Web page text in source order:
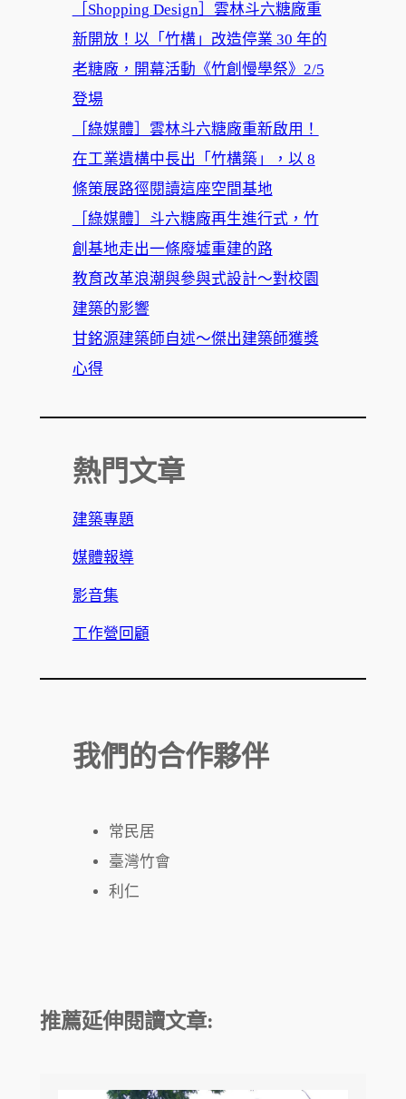
［Shopping Design］雲林斗六糖廠重
新開放！以「竹構」改造停業 30 年的
老糖廠，開幕活動《竹創慢學祭》2/5
登場
［綠媒體］雲林斗六糖廠重新啟用！
在工業遺構中長出「竹構築」，以 8
條策展路徑閱讀這座空間基地
［綠媒體］斗六糖廠再生進行式，竹
創基地走出一條廢墟重建的路
教育改革浪潮與參與式設計～對校園
建築的影響
甘銘源建築師自述～傑出建築師獲獎
心得
熱門文章
建築專題
媒體報導
影音集
工作營回顧
我們的合作夥伴
常民居
臺灣竹會
利仁
推薦延伸閱讀文章: